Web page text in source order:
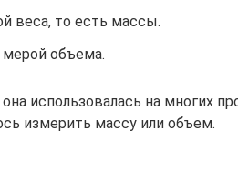
веса, то есть массы.
объема.
использовалась на многих
измерить массу или объем.